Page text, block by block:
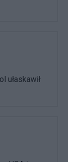
ułaskawił